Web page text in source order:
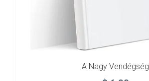
A Nagy Vendégség